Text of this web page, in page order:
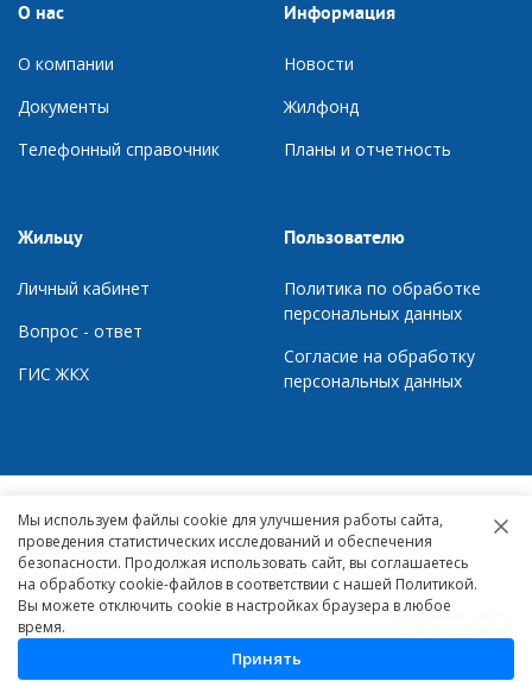
О нас
О компании
Документы
Телефонный справочник
Информация
Новости
Жилфонд
Планы и отчетность
Жильцу
Личный кабинет
Вопрос - ответ
ГИС ЖКХ
Пользователю
Политика по обработке
персональных данных
Согласие на обработку
персональных данных
© 2007 – 2026,
Управляющая компания «Квартал»
г. Краснотурьинск, ул. Микова, д. 10
создание сайта
Мы используем файлы cookie для улучшения работы сайта,
проведения статистических исследований и обеспечения
безопасности. Продолжая использовать сайт, вы соглашаетесь
на обработку cookie-файлов в соответствии с нашей Политикой.
Вы можете отключить cookie в настройках браузера в любое
время.
Принять